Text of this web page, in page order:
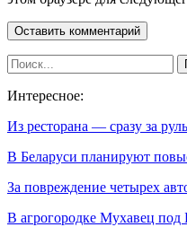
Интересное:
Из ресторана — сразу за
В Беларуси планируют
За повреждение четырех
В агрогородке Мухавец под